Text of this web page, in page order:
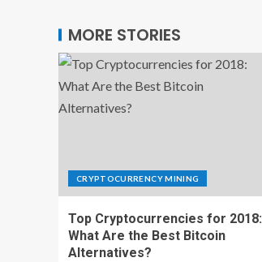
MORE STORIES
CRYPTOCURRENCY MINING
Top Cryptocurrencies for 2018:
What Are the Best Bitcoin
Alternatives?